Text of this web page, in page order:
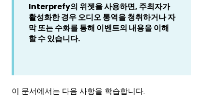
Interprefy의 위젯을 사용하면, 주최자가
활성화한 경우 오디오 통역을 청취하거나 자
막 또는 수화를 통해 이벤트의 내용을 이해
할 수 있습니다.
이 문서에서는 다음 사항을 학습합니다.